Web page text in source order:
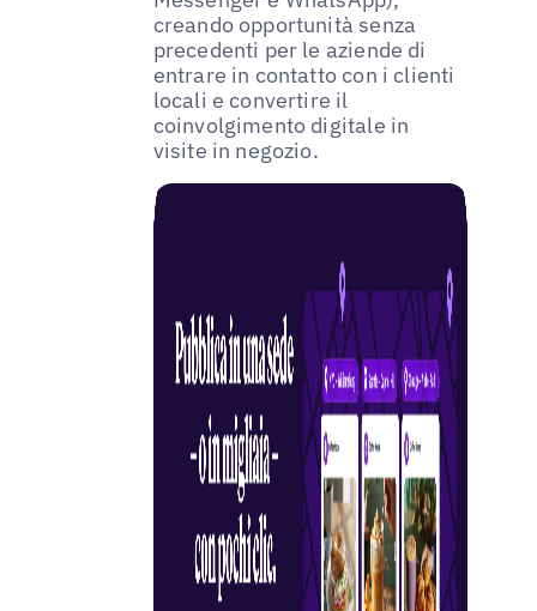
creando opportunità senza
precedenti per le aziende di
entrare in contatto con i clienti
locali e convertire il
coinvolgimento digitale in
visite in negozio.